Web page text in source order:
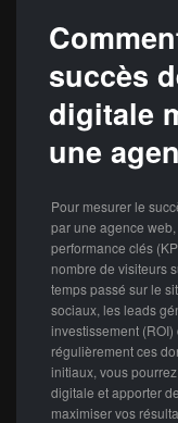
succès
digitale
une
Pour mesurer le
par une agence
performance clés
nombre de visiteurs
temps passé sur le
sociaux, les leads
investissement
régulièrement ces
initiaux, vous
digitale et apporter
maximiser vos